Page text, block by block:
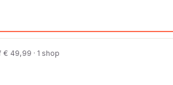
€ 49,99 · 1 shop